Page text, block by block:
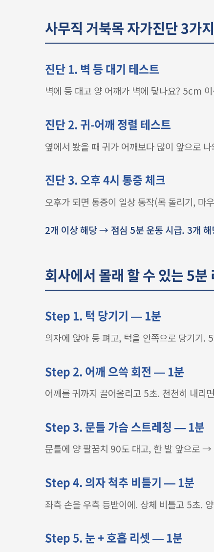
사무직 거북목 자가진단 3가지
진단 1. 벽 등 대기 테스트
벽에 등 대고 양 어깨가 벽에 닿나요? 5cm
진단 2. 귀-어깨 정렬 테스트
옆에서 봤을 때 귀가 어깨보다 많이 앞으로
진단 3. 오후 4시 통증 체크
오후가 되면 통증이 일상 동작(목 돌리기,
2개 이상 해당 → 점심 5분 운동 시급. 3개
회사에서 몰래 할 수 있는 5분
Step 1. 턱 당기기 — 1분
의자에 앉아 등 펴고, 턱을 안쪽으로 당기기.
Step 2. 어깨 으쓱 회전 — 1분
어깨를 귀까지 끌어올리고 5초. 천천히 내리
Step 3. 문틀 가슴 스트레칭 — 1분
문틀에 양 팔꿈치 90도 대고, 한 발 앞으로
Step 4. 의자 척추 비틀기 — 1분
좌측 손을 우측 등받이에. 상체 비틀고 5초.
Step 5. 눈 + 호흡 리셋 — 1분